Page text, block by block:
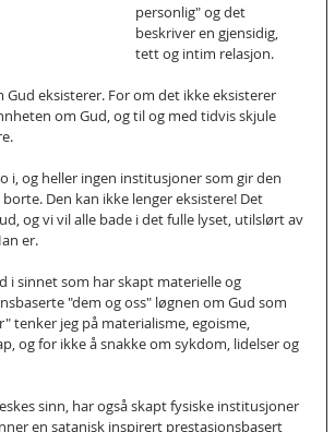
personlig" og det
beskriver en gjensidig,
tett og intim relasjon.
Gud eksisterer. For om det ikke eksisterer
om Gud, og til og med tidvis skjule
i, og heller ingen institusjoner som gir den
Den kan ikke lenger eksistere! Det
og vi vil alle bade i det fulle lyset, utilslørt av
er.
i sinnet som har skapt materielle og
"dem og oss" løgnen om Gud som
jeg på materialisme, egoisme,
og for ikke å snakke om sykdom, lidelser og
sinn, har også skapt fysiske institusjoner
en satanisk inspirert prestasjonsbasert